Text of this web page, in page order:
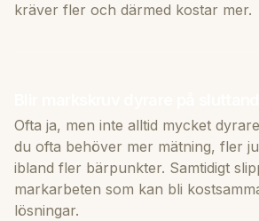
kräver fler och därmed kostar mer.
Ofta ja, men inte alltid mycket
du ofta behöver mer mätning, fler
ibland fler bärpunkter. Samtidigt
markarbeten som kan bli
lösningar.